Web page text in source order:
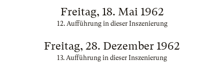
Freitag, 18. Mai 1962
12. Aufführung in dieser Inszenierung
Freitag, 28. Dezember 1962
13. Aufführung in dieser Inszenierung